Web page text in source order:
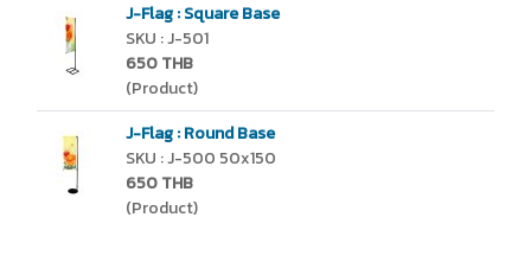
J-Flag : Square Base
SKU : J-501
650 THB
(Product)
J-Flag : Round Base
SKU : J-500 50x150
650 THB
(Product)